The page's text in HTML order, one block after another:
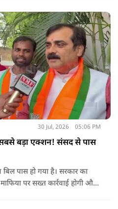
30 Jul, 2026 05:06 PM
बड़ा एक्शन! संसद से पास
पास हो गया है। सरकार का
पर सख्त कार्रवाई होगी और